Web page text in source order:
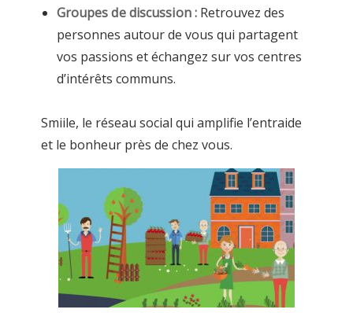
Groupes de discussion : Retrouvez des
personnes autour de vous qui partagent
vos passions et échangez sur vos centres
d’intérêts communs.
Smiile, le réseau social qui amplifie l’entraide
et le bonheur près de chez vous.